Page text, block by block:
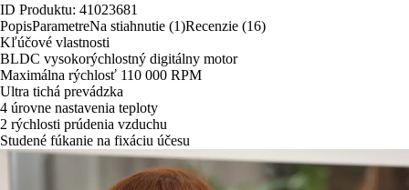
ID Produktu: 41023681
PopisParametreNa stiahnutie (1)Recenzie (16)
Kľúčové vlastnosti
BLDC vysokorýchlostný digitálny motor
Maximálna rýchlosť 110 000 RPM
Ultra tichá prevádzka
4 úrovne nastavenia teploty
2 rýchlosti prúdenia vzduchu
Studené fúkanie na fixáciu účesu